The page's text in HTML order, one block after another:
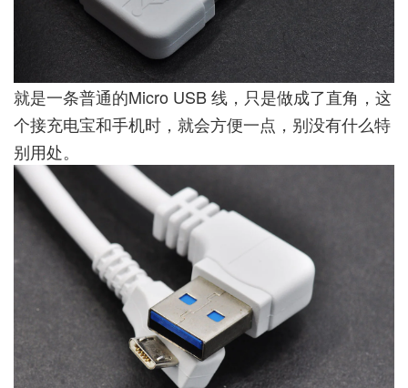
就是一条普通的Micro USB 线，只是做成了直角，这
个接充电宝和手机时，就会方便一点，别没有什么特
别用处。